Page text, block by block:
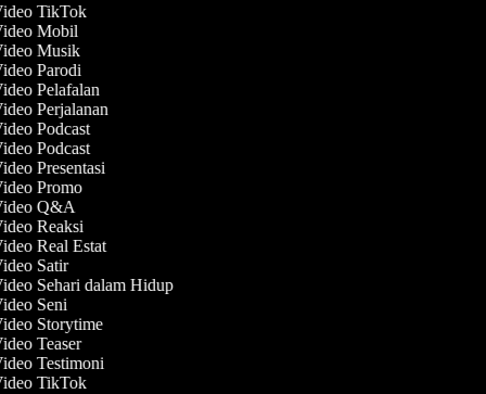
TikTok
Mobil
Musik
Parodi
Pelafalan
Perjalanan
Podcast
Podcast
Presentasi
Promo
Q&A
Reaksi
Real Estat
Satir
Sehari dalam Hidup
Seni
Storytime
Teaser
Testimoni
TikTok